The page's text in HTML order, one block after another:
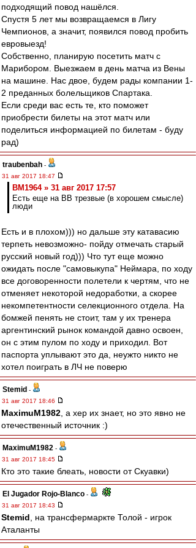
подходящий повод нашёлся.
Спустя 5 лет мы возвращаемся в Лигу
Чемпионов, а значит, появился повод пробить
евровыезд!
Собственно, планирую посетить матч с
Марибором. Выезжаем в день матча из Вены
на машине. Нас двое, будем рады компании 1-
2 преданных болельщиков Спартака.
Если среди вас есть те, кто поможет
приобрести билеты на этот матч или
поделиться информацией по билетам - буду
рад)
traubenbah -
31 авг 2017 18:47
BM1964 » 31 авг 2017 17:57
Есть еще на ВВ трезвые (в хорошем смысле)
люди
Есть и в плохом))) но дальше эту катавасию
терпеть невозможно- пойду отмечать старый
русский новый год))) Что тут еще можно
ожидать после "самовыкупа" Неймара, по ходу
все договоренности полетели к чертям, что не
отменяет некоторой недоработки, а скорее
некомпетентности селекционного отдела. На
бомжей пенять не стоит, там у их тренера
аргентинский рынок командой давно освоен,
он с этим пулом по ходу и приходил. Вот
паспорта уплывают это да, неужто никто не
хотел поиграть в ЛЧ не поверю
Stemid -
31 авг 2017 18:46
MaximuM1982 , а хер их знает, но это явно не
отечественный источник :)
MaximuM1982 -
31 авг 2017 18:45
Кто это такие блеать, новости от Скуавки)
El Jugador Rojo-Blanco -
31 авг 2017 18:43
Stemid , на трансфермаркте Толой - игрок
Аталанты